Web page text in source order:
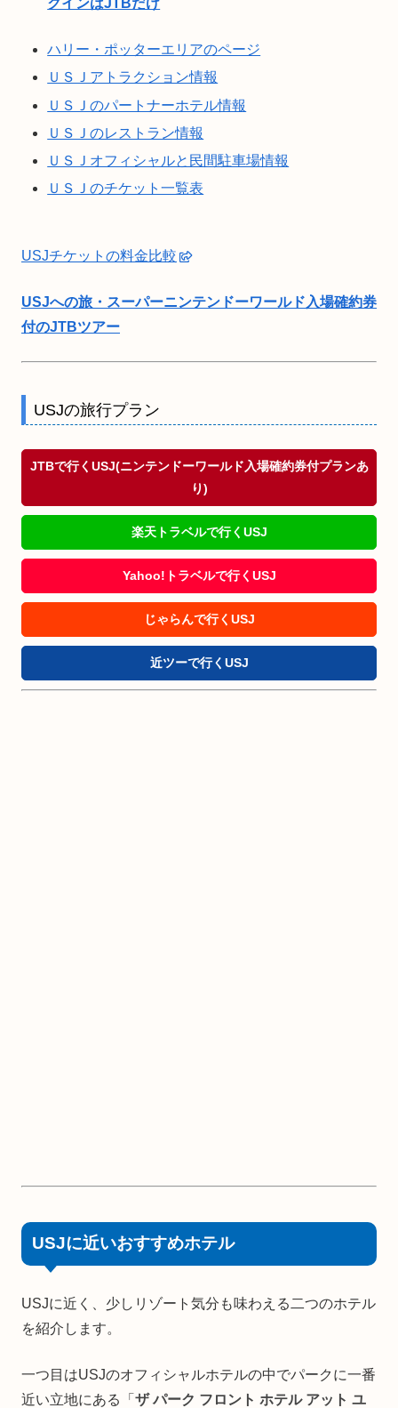
クインはJTBだけ
ハリー・ポッターエリアのページ
ＵＳＪアトラクション情報
ＵＳＪのパートナーホテル情報
ＵＳＪのレストラン情報
ＵＳＪオフィシャルと民間駐車場情報
ＵＳＪのチケット一覧表
USJチケットの料金比較
USJへの旅・スーパーニンテンドーワールド入場確約券
付のJTBツアー
USJの旅行プラン
JTBで行くUSJ(ニンテンドーワールド入場確約券付プランあ
り)
楽天トラベルで行くUSJ
Yahoo!トラベルで行くUSJ
じゃらんで行くUSJ
近ツーで行くUSJ
USJに近いおすすめホテル
USJに近く、少しリゾート気分も味わえる二つのホテル
を紹介します。
一つ目はUSJのオフィシャルホテルの中でパークに一番
近い立地にある「 ザ パーク フロント ホテル アット ユ